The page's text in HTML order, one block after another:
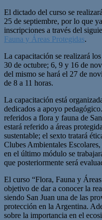
El dictado del curso se
25 de septiembre, por lo que
inscripciones a través del
Fauna y Áreas Protegidas.
La capacitación se realizará
30 de octubre; 6, 9 y 16 de
del mismo se hará el 27 de
de 8 a 11 horas.
La capacitación está
dedicados a apoyo
referidos a flora y fauna de
estará referido a áreas
sustentable; el sexto tratará
Clubes Ambientales
en el último módulo se
que posteriormente será
El curso “Flora, Fauna y
objetivo de dar a conocer la
siendo San Juan una de las
protección en la Argentina.
sobre la importancia en el